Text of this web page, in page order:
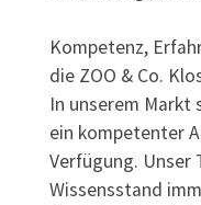
Kompetenz,
die ZOO & Co.
In unserem Markt
ein kompetenter
Verfügung. Unser
Wissensstand